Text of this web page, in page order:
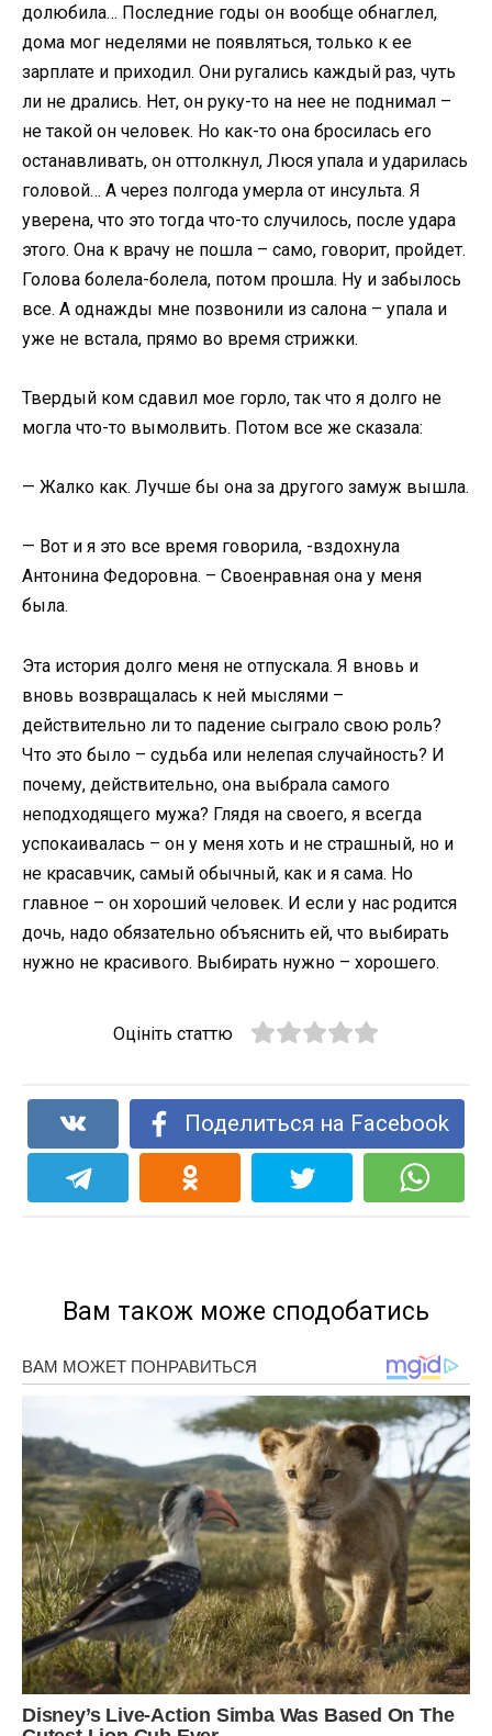
долюбила… Последние годы он вообще обнаглел,
дома мог неделями не появляться, только к ее
зарплате и приходил. Они ругались каждый раз, чуть
ли не дрались. Нет, он руку-то на нее не поднимал –
не такой он человек. Но как-то она бросилась его
останавливать, он оттолкнул, Люся упала и ударилась
головой… А через полгода умерла от инсульта. Я
уверена, что это тогда что-то случилось, после удара
этого. Она к врачу не пошла – само, говорит, пройдет.
Голова болела-болела, потом прошла. Ну и забылось
все. А однажды мне позвонили из салона – упала и
уже не встала, прямо во время стрижки.
Твердый ком сдавил мое горло, так что я долго не
могла что-то вымолвить. Потом все же сказала:
— Жалко как. Лучше бы она за другого замуж вышла.
— Вот и я это все время говорила, -вздохнула
Антонина Федоровна. – Своенравная она у меня
была.
Эта история долго меня не отпускала. Я вновь и
вновь возвращалась к ней мыслями –
действительно ли то падение сыграло свою роль?
Что это было – судьба или нелепая случайность? И
почему, действительно, она выбрала самого
неподходящего мужа? Глядя на своего, я всегда
успокаивалась – он у меня хоть и не страшный, но и
не красавчик, самый обычный, как и я сама. Но
главное – он хороший человек. И если у нас родится
дочь, надо обязательно объяснить ей, что выбирать
нужно не красивого. Выбирать нужно – хорошего.
Оцініть статтю
Поделиться на Facebook
Вам також може сподобатись